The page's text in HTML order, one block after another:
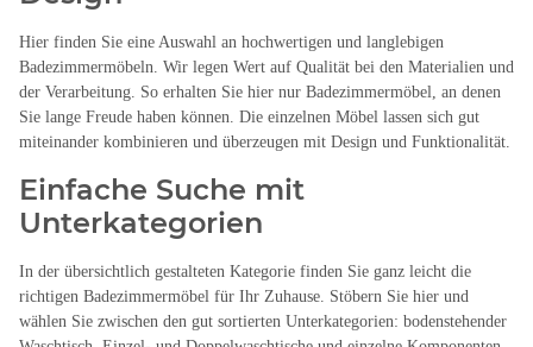
Hier finden Sie eine Auswahl an hochwertigen und langlebigen
Badezimmermöbeln. Wir legen Wert auf Qualität bei den Materialien und
der Verarbeitung. So erhalten Sie hier nur Badezimmermöbel, an denen
Sie lange Freude haben können. Die einzelnen Möbel lassen sich gut
miteinander kombinieren und überzeugen mit Design und Funktionalität.
Einfache Suche mit
Unterkategorien
In der übersichtlich gestalteten Kategorie finden Sie ganz leicht die
richtigen Badezimmermöbel für Ihr Zuhause. Stöbern Sie hier und
wählen Sie zwischen den gut sortierten Unterkategorien: bodenstehender